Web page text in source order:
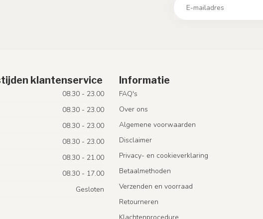
klantenservice
08.30 - 23.00
08.30 - 23.00
08.30 - 23.00
08.30 - 23.00
08.30 - 21.00
08.30 - 17.00
Gesloten
Informatie
FAQ's
Over ons
Algemene voorwaarden
Disclaimer
Privacy- en cookieverklaring
Betaalmethoden
Verzenden en voorraad
Retourneren
Klachtenprocedure